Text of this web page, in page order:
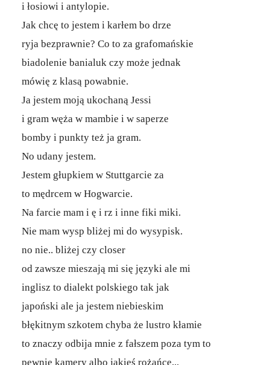
i łosiowi i antylopie.
Jak chcę to jestem i karłem bo drze
ryja bezprawnie? Co to za grafomańskie
biadolenie banialuk czy może jednak
mówię z klasą powabnie.
Ja jestem moją ukochaną Jessi
i gram węża w mambie i w saperze
bomby i punkty też ja gram.
No udany jestem.
Jestem głupkiem w Stuttgarcie za
to mędrcem w Hogwarcie.
Na farcie mam i ę i rz i inne fiki miki.
Nie mam wysp bliżej mi do wysypisk.
no nie.. bliżej czy closer
od zawsze mieszają mi się języki ale mi
inglisz to dialekt polskiego tak jak
japoński ale ja jestem niebieskim
błękitnym szkotem chyba że lustro kłamie
to znaczy odbija mnie z fałszem poza tym to
pewnie kamery albo jakieś rożańce...